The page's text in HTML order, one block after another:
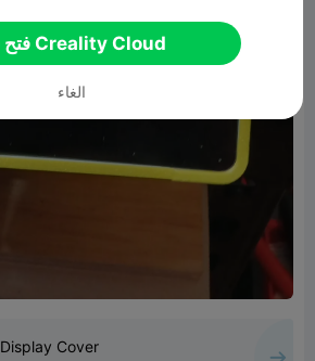
Cover
فتح في Creality Cloud
الغاء